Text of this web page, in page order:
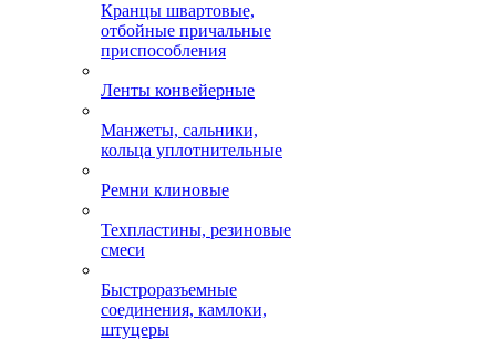
Кранцы швартовые,
отбойные причальные
приспособления
Ленты конвейерные
Манжеты, сальники,
кольца уплотнительные
Ремни клиновые
Техпластины, резиновые
смеси
Быстроразъемные
соединения, камлоки,
штуцеры